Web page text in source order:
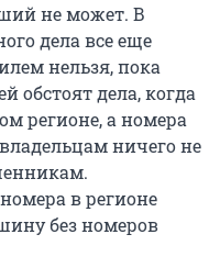
не может. В
дела все еще
нельзя, пока
обстоят дела, когда
регионе, а номера
ничего не
в регионе
без номеров